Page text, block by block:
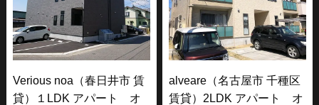
Verious noa（春日井市 賃
貸）１LDK アパート オ
alveare（名古屋市 千種区
賃貸）2LDK アパート オ